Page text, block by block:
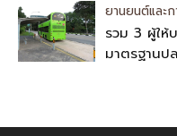
ยานยนต์และ
รวม 3 ผู้ให้
มาตรฐาน